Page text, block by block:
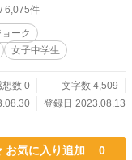
6,075件
ーク
女子中学生
想数 0
文字数 4,509
登録日 2023.08.13
お気に入り追加 0